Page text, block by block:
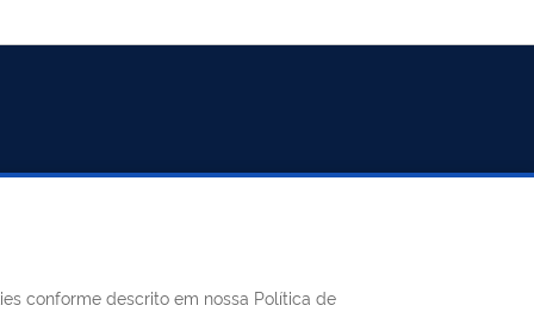
REDES SOCIAIS
conforme descrito em nossa Política de